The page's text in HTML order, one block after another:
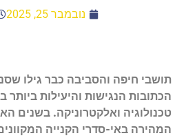
נובמבר 25, 2025
הכתובות הנגישות והיעילות ביותר
טכנולוגיה ואלקטרוניקה. בשנים
המהירה באי-סדרי הקנייה